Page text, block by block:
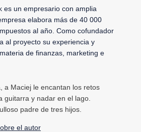
es un empresario con amplia
elabora más de 40 000
al año. Como cofundador
al proyecto su experiencia y
de finanzas, marketing e
a Maciej le encantan los retos
guitarra y nadar en el lago.
padre de tres hijos.
el autor